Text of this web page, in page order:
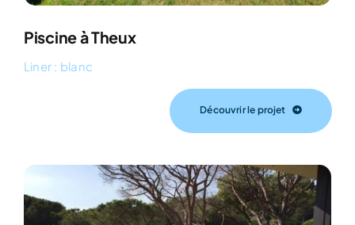
Piscine à Theux
Liner : blanc
Découvrir le projet